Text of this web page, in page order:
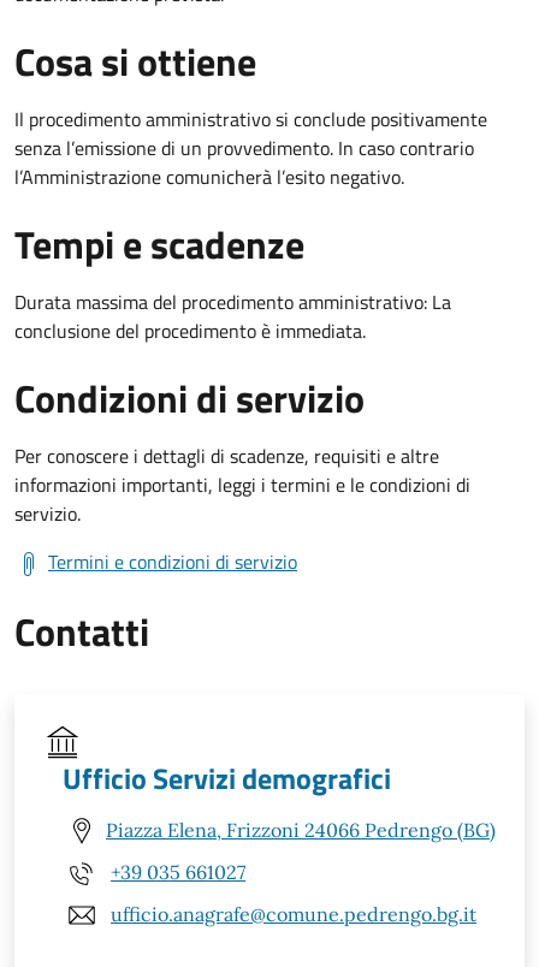
Cosa si ottiene
Il procedimento amministrativo si conclude positivamente
senza l’emissione di un provvedimento. In caso contrario
l’Amministrazione comunicherà l’esito negativo.
Tempi e scadenze
Durata massima del procedimento amministrativo: La
conclusione del procedimento è immediata.
Condizioni di servizio
Per conoscere i dettagli di scadenze, requisiti e altre
informazioni importanti, leggi i termini e le condizioni di
servizio.
Termini e condizioni di servizio
Contatti
Ufficio Servizi demografici
Piazza Elena, Frizzoni 24066 Pedrengo (BG)
+39 035 661027
ufficio.anagrafe@comune.pedrengo.bg.it